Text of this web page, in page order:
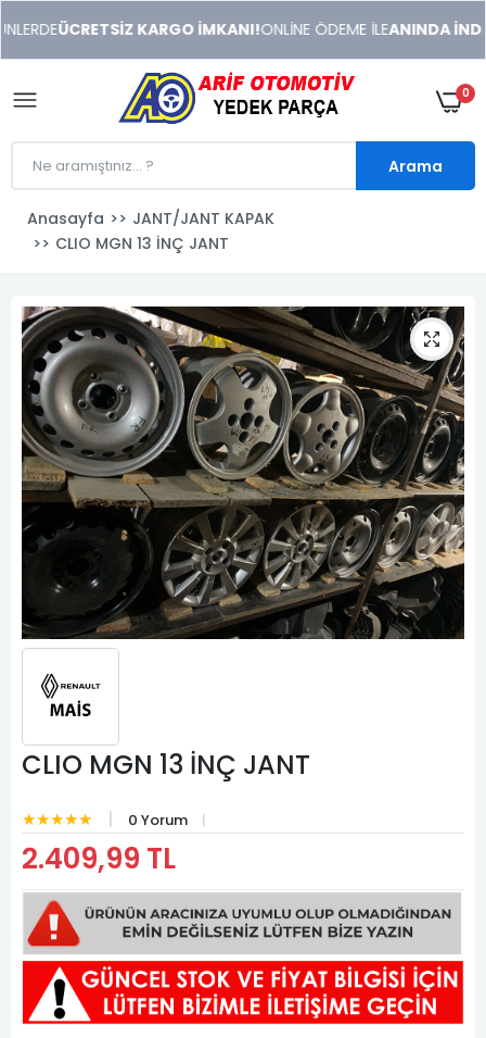
xonusu
veren
sitolar
ÜCRETSİZ KARGO İMKANI!ONLİNE ÖDEME İLEANINDA
0
Arama
Anasayfa
JANT/JANT KAPAK
CLIO MGN 13 İNÇ JANT
CLIO MGN 13 İNÇ JANT
★★★★★ 0 Yorum
2.409,99 TL